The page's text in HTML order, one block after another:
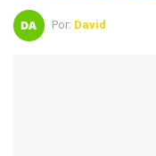
Por: David